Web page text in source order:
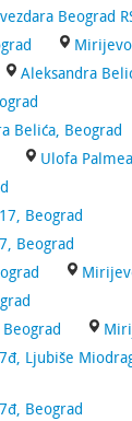
Beograd
Aleksandra
Belića, Beograd
Ulofa
Beograd
Beograd
Ljubiše
Beograd